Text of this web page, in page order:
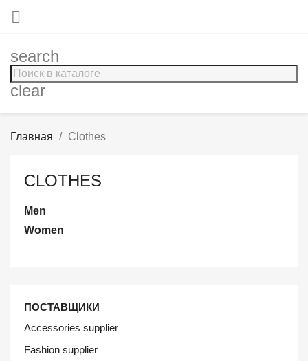

search
clear
Главная Clothes
CLOTHES
Men
Women
ПОСТАВЩИКИ
Accessories supplier
Fashion supplier